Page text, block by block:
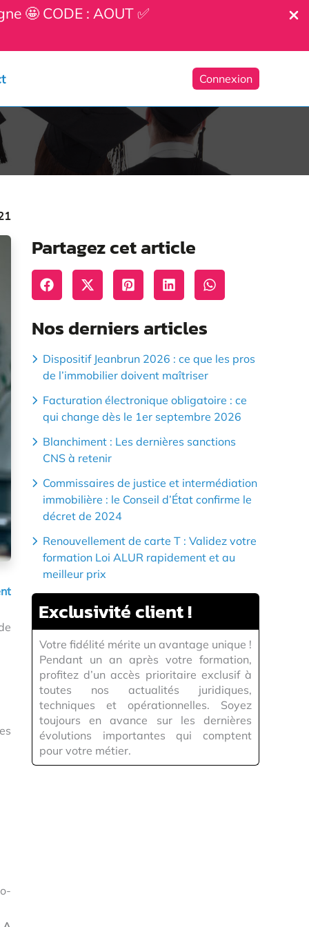
🤩 CODE : AOUT ✅
Connexion
Partagez cet article
Nos derniers articles
Dispositif Jeanbrun 2026 : ce que les pros
de l’immobilier doivent maîtriser
Facturation électronique obligatoire : ce
qui change dès le 1er septembre 2026
Blanchiment : Les dernières sanctions
CNS à retenir
Commissaires de justice et intermédiation
immobilière : le Conseil d’État confirme le
décret de 2024
Renouvellement de carte T : Validez votre
formation Loi ALUR rapidement et au
meilleur prix
Exclusivitéclient !
Votre fidélité mérite un avantage unique !
Pendant un an après votre formation,
profitez d’un accès prioritaire exclusif à
toutes nos actualités juridiques,
techniques et opérationnelles. Soyez
toujours en avance sur les dernières
évolutions importantes qui comptent
pour votre métier.